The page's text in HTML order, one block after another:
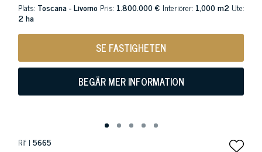
Plats: Toscana - Livorno Pris: 1.800.000 € Interiörer: 1,000 m2 Ute:
2 ha
SE FASTIGHETEN
BEGÄR MER INFORMATION
Rif | 5665